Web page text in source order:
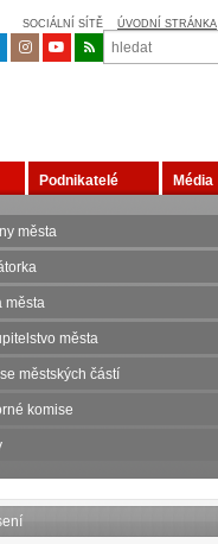
SOCIÁLNÍ SÍTĚ ÚVODNÍ STRÁNKA
Podnikatelé Média
města
města
města
městských částí
komise